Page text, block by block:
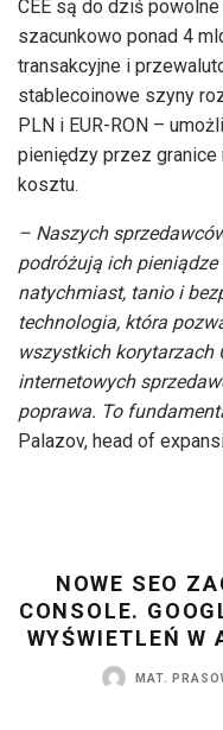
CEE są do dziś
szacunkowo ponad 4
transakcyjne i
stablecoinowe szyny
PLN i EUR-RON –
pieniędzy przez granice
kosztu.
– Naszych
podróżują ich pieniądze
natychmiast, tanio i
technologia, która
wszystkich korytarzach
internetowych
poprawa. To
Palazov, head of
NOWE SEO
CONSOLE.
WYŚWIETLEŃ W
MAT.